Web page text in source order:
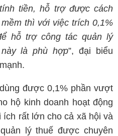
tiền, hỗ trợ được cách
thì với việc trích 0,1%
hỗ trợ công tác quản lý
là phù hợp”, đại biểu
được 0,1% phần vượt
hộ kinh doanh hoạt động
rất lớn cho cả xã hội và
lý thuế được chuyên